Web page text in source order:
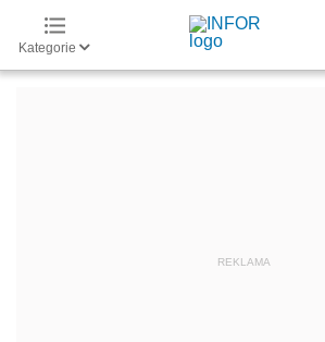
Kategorie